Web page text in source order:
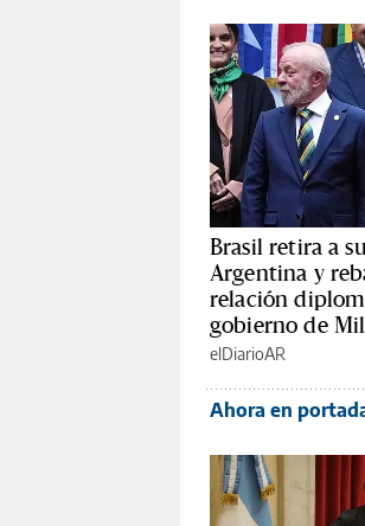
Brasil retira a
Argentina y
relación
gobierno de
elDiarioAR
Ahora en